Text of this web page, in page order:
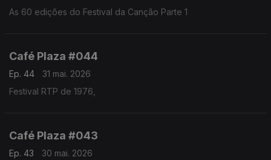
As 60 edições do Festival da Canção Parte 1
Café Plaza #044
Ep. 44
31 mai. 2026
Festival RTP de 1976,
Café Plaza #043
Ep. 43
30 mai. 2026